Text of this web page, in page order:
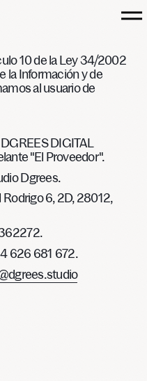
10 de la Ley 34/2002
la Información y de
al usuario de
DIGITAL
"El Proveedor".
Dgrees.
6, 2D, 28012,
626 681 672.